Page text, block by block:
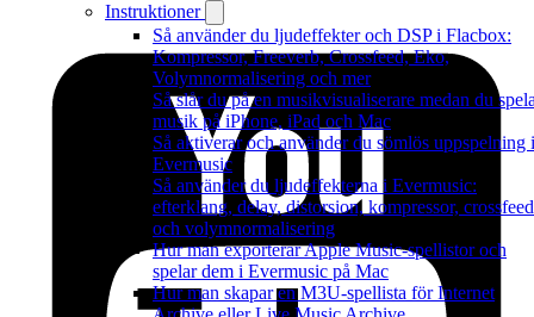
Instruktioner
Så använder du ljudeffekter och DSP i Flacbox:
Kompressor, Freeverb, Crossfeed, Eko,
Volymnormalisering och mer
Så slår du på en musikvisualiserare medan du
musik på iPhone, iPad och Mac
Så aktiverar och använder du sömlös uppspelning i
Evermusic
Så använder du ljudeffekterna i Evermusic:
efterklang, delay, distorsion, kompressor, crossfeed
och volymnormalisering
Hur man exporterar Apple Music-spellistor och
spelar dem i Evermusic på Mac
Hur man skapar en M3U-spellista för Internet